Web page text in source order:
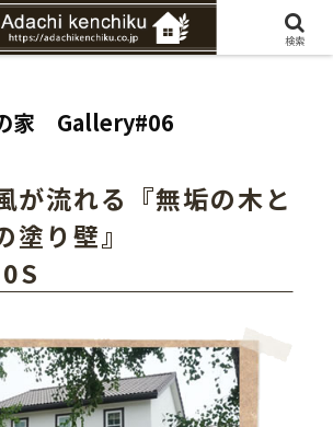
。自然素材を使ったナチュラルな家づくりをご提案
家 Gallery#06
が流れる『無垢の木と
塗り壁』
検索